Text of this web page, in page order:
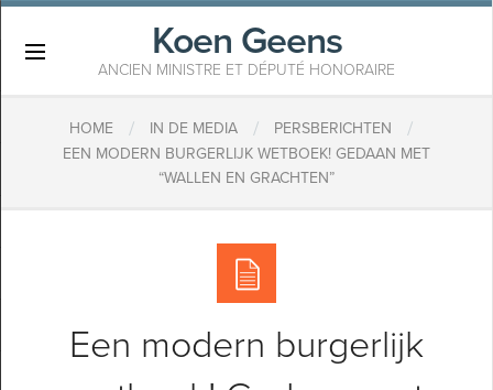
Koen Geens
ANCIEN MINISTRE ET DÉPUTÉ HONORAIRE
HOME / IN DE MEDIA / PERSBERICHTEN /
EEN MODERN BURGERLIJK WETBOEK! GEDAAN MET
“WALLEN EN GRACHTEN”
Een modern burgerlijk